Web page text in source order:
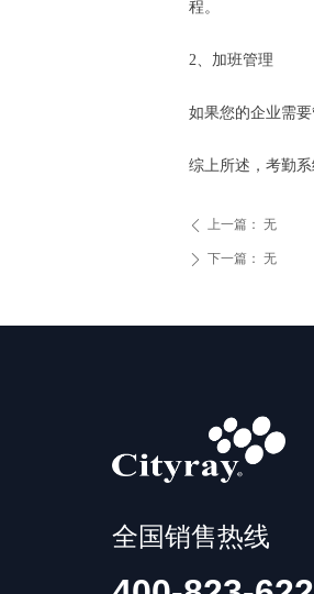
程。
2、加班管理
如果您的企业需
综上所述，考勤
ꄴ 上一篇： 无
ꄲ 下一篇： 无
全国销售热线